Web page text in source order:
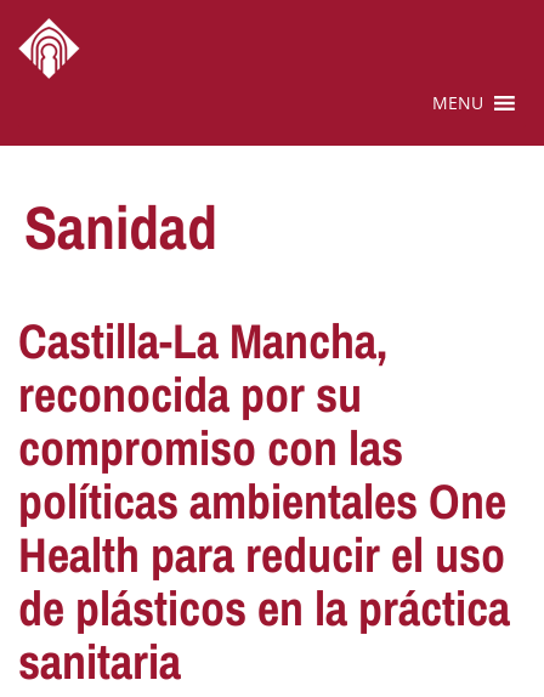
MENU
Sanidad
Castilla-La Mancha,
reconocida por su
compromiso con las
políticas ambientales One
Health para reducir el uso
de plásticos en la práctica
sanitaria